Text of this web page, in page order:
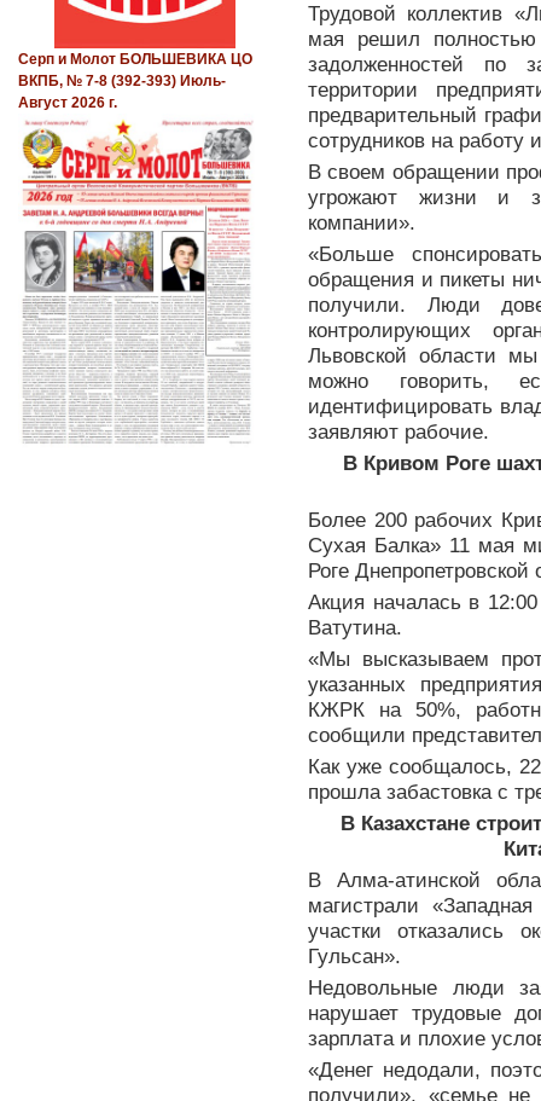
Трудовой коллектив
мая решил полностью
задолженностей по
территории
предварительный
сотрудников на работу
В своем обращении
угрожают жизни и
компании».
«Больше
обращения и пикеты
получили. Люди
контролирующих
Львовской области
можно говорить,
идентифицировать
заявляют рабочие.
В Кривом Роге
Более 200 рабочих
Сухая Балка» 11 мая
Роге Днепропетровской
Акция началась в
Ватутина.
«Мы высказываем
указанных
КЖРК на 50%,
сообщили
Как уже сообщалось,
прошла забастовка с
В Казахстане
В Алма-атинской
магистрали
участки отказались
Гульсан».
Недовольные люди
нарушает трудовые
зарплата и плохие
«Денег недодали,
получили», «семье
Серп и Молот БОЛЬШЕВИКА ЦО
ВКПБ, № 7-8 (392-393) Июль-
Август 2026 г.